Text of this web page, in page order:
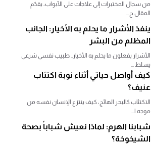
من سجال المختبرات إلى علاجات على الأبواب، يقدّم
المقال ح...
ينفذ الأشرار ما يحلم به الأخيار: الجانب
المظلم من البشر
الأشرار يفعلون ما يحلم به الأخيار.. طبيب نفسي شرعي
يسلط ...
كيف أواصل حياتي أثناء نوبة اكتئاب
عنيف؟
الاكتئاب كالبحر الهائج، كيف ينتزع الإنسان نفسه من
موجه ا...
شبابنا الهرم: لماذا نعيش شباباً بصحة
الشيخوخة؟